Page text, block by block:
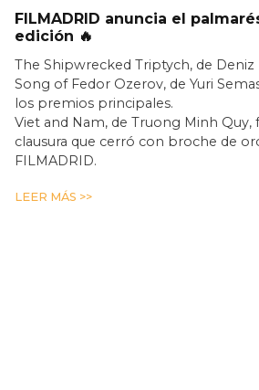
FILMADRID anuncia el
edición 🔥
The Shipwrecked Triptych, de Deniz
Song of Fedor Ozerov, de Yuri
los premios principales.
Viet and Nam, de Truong Minh Quy,
clausura que cerró con broche de
FILMADRID.
LEER MÁS >>